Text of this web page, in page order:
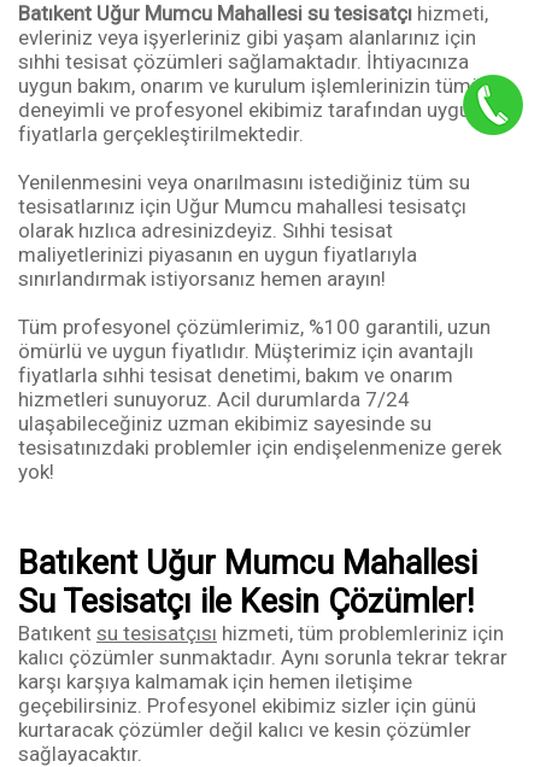
Batıkent Uğur Mumcu Mahallesi su tesisatçı hizmeti,
evleriniz veya işyerleriniz gibi yaşam alanlarınız için
sıhhi tesisat çözümleri sağlamaktadır. İhtiyacınıza
uygun bakım, onarım ve kurulum işlemlerinizin tümü
deneyimli ve profesyonel ekibimiz tarafından uygun
fiyatlarla gerçekleştirilmektedir.
Yenilenmesini veya onarılmasını istediğiniz tüm su
tesisatlarınız için Uğur Mumcu mahallesi tesisatçı
olarak hızlıca adresinizdeyiz. Sıhhi tesisat
maliyetlerinizi piyasanın en uygun fiyatlarıyla
sınırlandırmak istiyorsanız hemen arayın!
Tüm profesyonel çözümlerimiz, %100 garantili, uzun
ömürlü ve uygun fiyatlıdır. Müşterimiz için avantajlı
fiyatlarla sıhhi tesisat denetimi, bakım ve onarım
hizmetleri sunuyoruz. Acil durumlarda 7/24
ulaşabileceğiniz uzman ekibimiz sayesinde su
tesisatınızdaki problemler için endişelenmenize gerek
yok!
Batıkent Uğur Mumcu Mahallesi
Su Tesisatçı ile Kesin Çözümler!
Batıkent su tesisatçısı hizmeti, tüm problemleriniz için
kalıcı çözümler sunmaktadır. Aynı sorunla tekrar tekrar
karşı karşıya kalmamak için hemen iletişime
geçebilirsiniz. Profesyonel ekibimiz sizler için günü
kurtaracak çözümler değil kalıcı ve kesin çözümler
sağlayacaktır.